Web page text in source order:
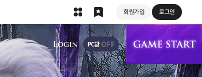
회원가입 로그인
상단 메뉴